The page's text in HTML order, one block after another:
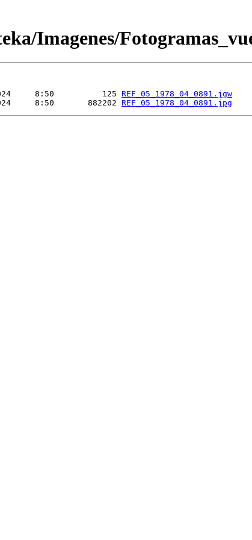
Imagenes/
8:50          125 REF_05_1978_04_0891.jgw
8:50       882202 REF_05_1978_04_0891.jpg